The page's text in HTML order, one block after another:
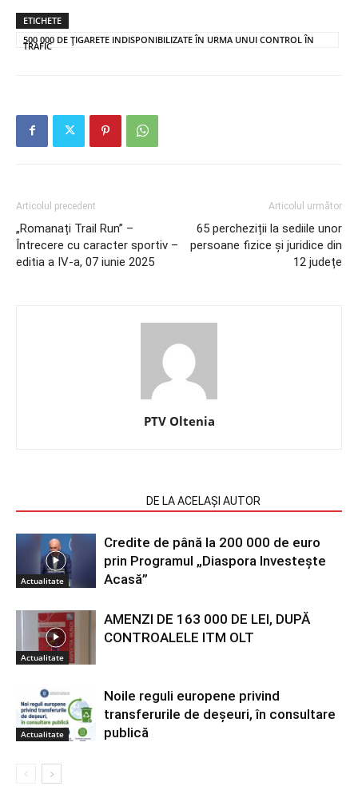
ETICHETE
500 000 DE ȚIGARETE INDISPONIBILIZATE ÎN URMA UNUI CONTROL ÎN
TRAFIC
Articolul precedent
„Romanați Trail Run” –
Întrecere cu caracter sportiv –
editia a IV-a, 07 iunie 2025
Articolul următor
65 percheziții la sediile unor
persoane fizice şi juridice din
12 județe
PTV Oltenia
DE LA ACELAȘI AUTOR
Actualitate
Credite de până la 200 000 de euro
prin Programul „Diaspora Investește
Acasă”
Actualitate
AMENZI DE 163 000 DE LEI, DUPĂ
CONTROALELE ITM OLT
Actualitate
Noile reguli europene privind
transferurile de deșeuri, în consultare
publică